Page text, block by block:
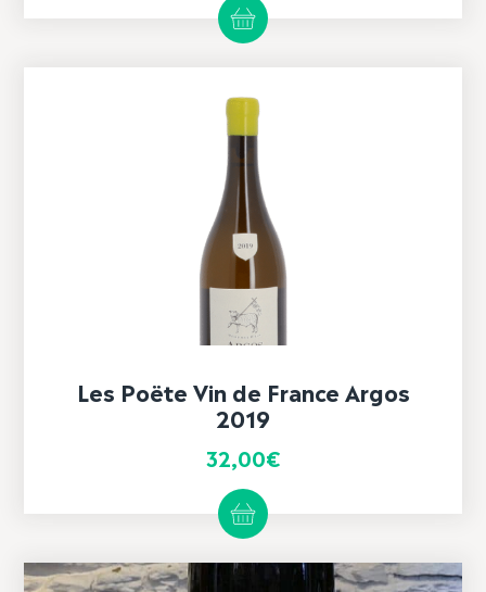
Les Poëte Vin de France Argos
2019
32,00€